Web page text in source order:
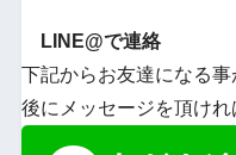
LINE@で連絡
下記からお友達になる
後にメッセージを頂けれ